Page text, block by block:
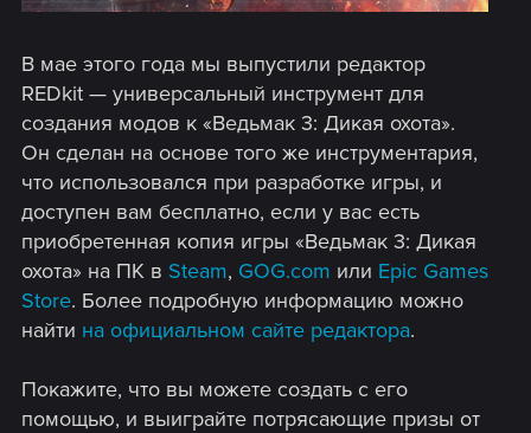
В мае этого года мы выпустили редактор
REDkit — универсальный инструмент для
создания модов к «Ведьмак 3: Дикая охота».
Он сделан на основе того же инструментария,
что использовался при разработке игры, и
доступен вам бесплатно, если у вас есть
приобретенная копия игры «Ведьмак 3: Дикая
охота» на ПК в Steam, GOG.com или Epic Games
Store. Более подробную информацию можно
найти на официальном сайте редактора.
Покажите, что вы можете создать с его
помощью, и выиграйте потрясающие призы от